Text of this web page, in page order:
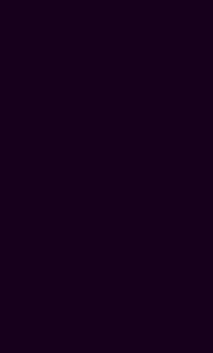
KI-
Align werden